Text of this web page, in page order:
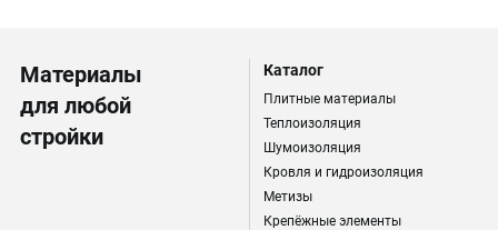
Материалы
для любой
стройки
Каталог
Плитные материалы
Теплоизоляция
Шумоизоляция
Кровля и гидроизоляция
Метизы
Крепёжные элементы